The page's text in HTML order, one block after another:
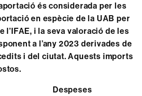
és considerada per les
en espècie de la UAB per
l’IFAE, i la seva valoració de les
a l’any 2023 derivades de
i del ciutat. Aquests imports
Despeses